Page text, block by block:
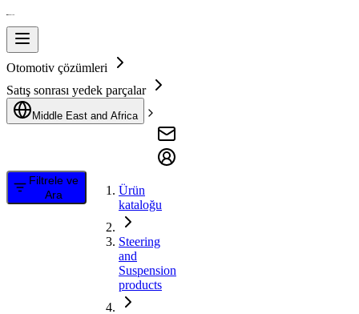
Otomotiv çözümleri
Satış sonrası yedek parçalar
Middle East and Africa
Filtrele ve
Ara
Ürün
kataloğu
Steering
and
Suspension
products